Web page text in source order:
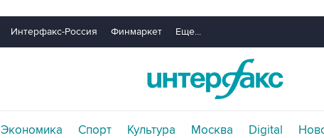
Интерфакс-Россия Финмаркет Еще...
Экономика Спорт Культура Москва Digital